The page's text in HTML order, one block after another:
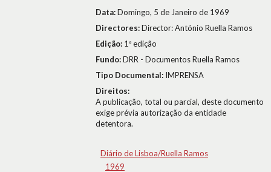
Data:Domingo, 5 de Janeiro de 1969
Directores:Director: António Ruella Ramos
Edição: 1ª edição
Fundo:DRR - Documentos Ruella Ramos
Tipo Documental: IMPRENSA
Direitos:
A publicação, total ou parcial, deste documento
exige prévia autorização da entidade
detentora.
Diário de Lisboa/Ruella Ramos
1969